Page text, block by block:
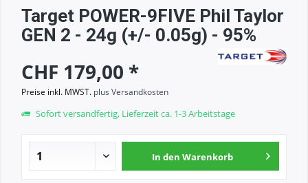
Target POWER-9FIVE Phil Taylor
GEN 2 - 24g (+/- 0.05g) - 95%
CHF 179,00 *
Preise inkl. MWST. plus Versandkosten
Sofort versandfertig, Lieferzeit ca. 1-3 Arbeitstage
In den Warenkorb